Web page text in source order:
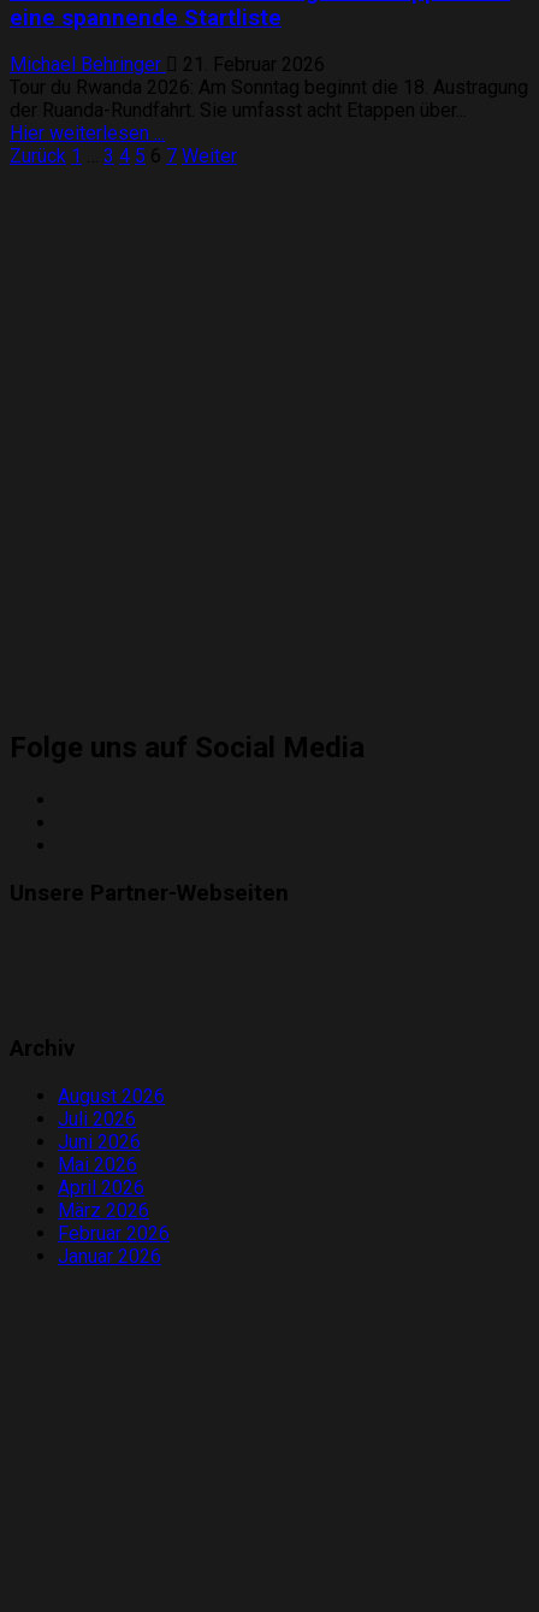
Vorschau
die
Rundfahrt
mit
Talenten
eine spannende Startliste
Michael Behringer
21. Februar 2026
Tour du Rwanda 2026: Am Sonntag beginnt die 18. Austragung
der Ruanda-Rundfahrt. Sie umfasst acht Etappen über...
Hier weiterlesen ...
Informationen
Seitennummerierung
Zurück 1 … 3 4 5 6 7 Weiter
Folge uns auf Social Media
Unsere Partner-Webseiten
Archiv
August 2026
Juli 2026
Juni 2026
Mai 2026
April 2026
März 2026
Februar 2026
Januar 2026